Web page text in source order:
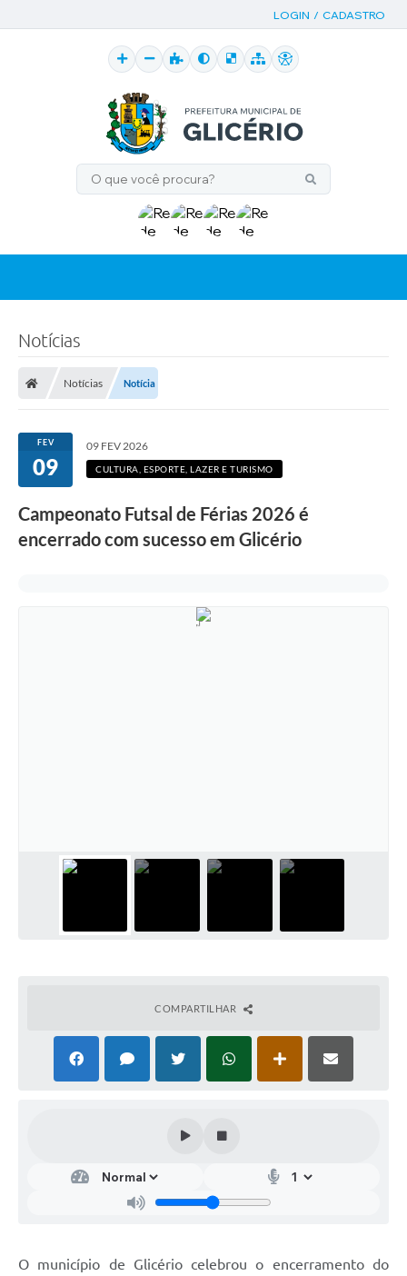
LOGIN / CADASTRO
Notícias
Notícias Notícia
FEV
09
09 FEV 2026
CULTURA, ESPORTE, LAZER E TURISMO
Campeonato Futsal de Férias 2026 é
encerrado com sucesso em Glicério
COMPARTILHAR
O município de Glicério celebrou o encerramento do